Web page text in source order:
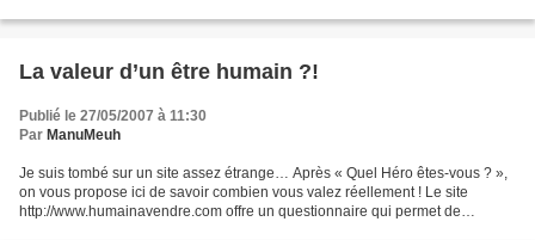
La valeur d’un être humain ?!
Publié le 27/05/2007 à 11:30
Par ManuMeuh
Je suis tombé sur un site assez étrange… Après « Quel Héro êtes-vous ? »,
on vous propose ici de savoir combien vous valez réellement ! Le site
http://www.humainavendre.com offre un questionnaire qui permet de